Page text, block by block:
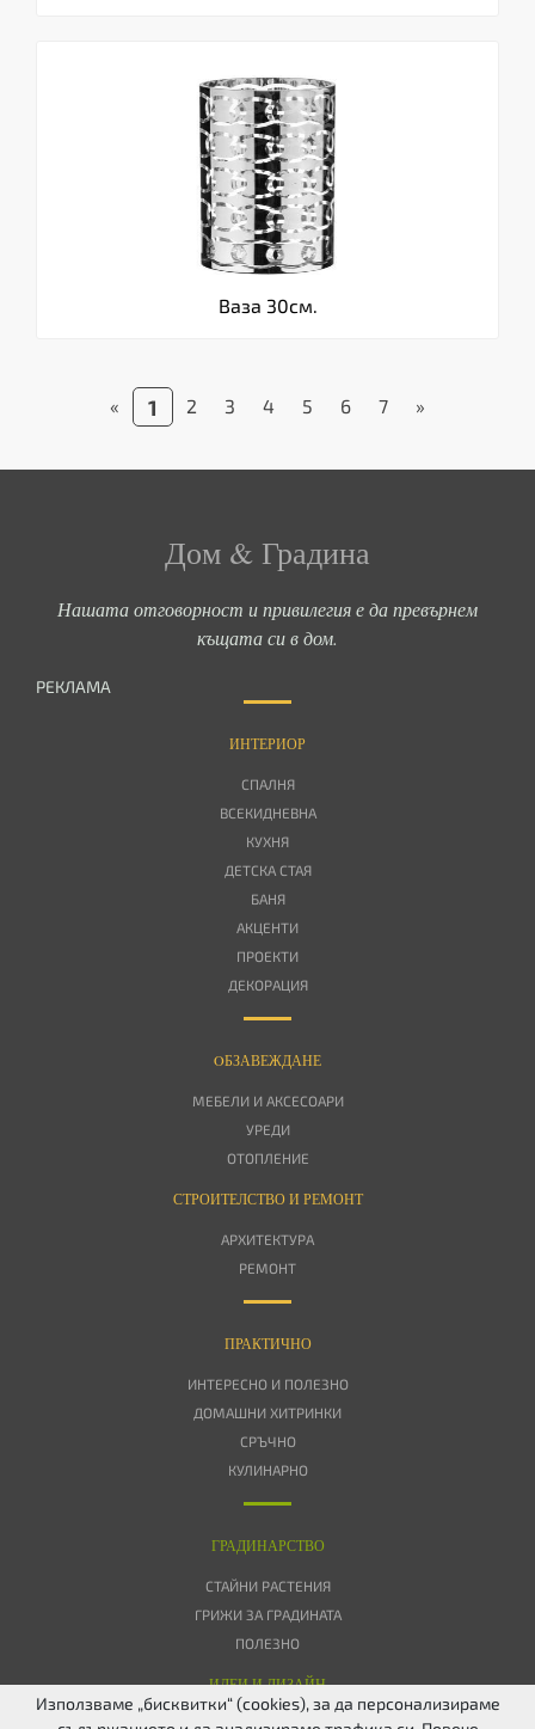
Ваза 30см.
« 1 2 3 4 5 6 7 »
Дом & Градина
Нашата отговорност и привилегия е да превърнем
къщата си в дом.
РЕКЛАМА
ИНТЕРИОР
СПАЛНЯ
ВСЕКИДНЕВНА
КУХНЯ
ДЕТСКА СТАЯ
БАНЯ
АКЦЕНТИ
ПРОЕКТИ
ДЕКОРАЦИЯ
OБЗАВЕЖДАНЕ
МЕБЕЛИ И АКСЕСОАРИ
УРЕДИ
ОТОПЛЕНИЕ
СТРОИТЕЛСТВО И РЕМОНТ
АРХИТЕКТУРА
РЕМОНТ
ПРАКТИЧНО
ИНТЕРЕСНО И ПОЛЕЗНО
ДОМАШНИ ХИТРИНКИ
СРЪЧНО
КУЛИНАРНО
ГРАДИНАРСТВО
СТАЙНИ РАСТЕНИЯ
ГРИЖИ ЗА ГРАДИНАТА
ПОЛЕЗНО
ИДЕИ И ДИЗАЙН
Използваме „бисквитки“ (cookies), за да персонализираме